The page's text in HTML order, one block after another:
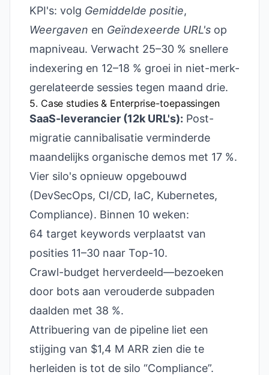
KPI's: volg Gemiddelde positie,
Weergaven en Geïndexeerde URL's op
mapniveau. Verwacht 25–30 % snellere
indexering en 12–18 % groei in niet-merk-
gerelateerde sessies tegen maand drie.
5. Case studies & Enterprise-toepassingen
SaaS-leverancier (12k URL's): Post-
migratie cannibalisatie verminderde
maandelijks organische demos met 17 %.
Vier silo's opnieuw opgebouwd
(DevSecOps, CI/CD, IaC, Kubernetes,
Compliance). Binnen 10 weken:
64 target keywords verplaatst van
posities 11–30 naar Top-10.
Crawl-budget herverdeeld—bezoeken
door bots aan verouderde subpaden
daalden met 38 %.
Attribuering van de pipeline liet een
stijging van $1,4 M ARR zien die te
herleiden is tot de silo “Compliance”.